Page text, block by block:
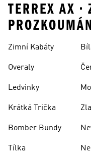
TERREX AX
Zimní Kabáty
Overaly
Ledvinky
Krátká Trička
Bomber Bundy
Tílka